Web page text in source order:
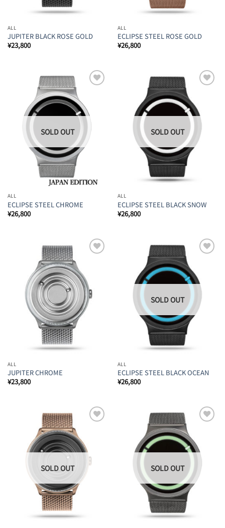
ALL
JUPITER BLACK ROSE GOLD
¥23,800
ALL
ECLIPSE STEEL ROSE GOLD
¥26,800
ALL
ECLIPSE STEEL CHROME
¥26,800
ALL
ECLIPSE STEEL BLACK SNOW
¥26,800
ALL
JUPITER CHROME
¥23,800
ALL
ECLIPSE STEEL BLACK OCEAN
¥26,800